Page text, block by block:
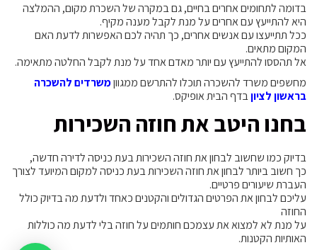
בדומה לתחומים אחרים בחיים, גם במקרה של השכרת מקום, ההמלצה
היא להתייעץ עם אחרים על מנת לקבל מענה מקיף.
ככל תתייעצו עם אנשים אחרים, כך תהיה לכם האפשרות לדעת האם
המקום מתאים.
אל תהססו להתייעץ עם יותר מאדם אחד על מנת לקבל החלטה מתאימה.
מחשפים משרד להשכרה תוכלו להתרשם ממגווןמשרדים להשכרה
בראשון לציוןבדף הבית אופיקס.
בחנו היטב את חוזה השכירות
בדיוק כמו שחשוב לבחון את חוזה השכירות בעת כניסה לדירה חדשה,
כך חשוב ביותר לבחון את חוזה השכירות בעת כניסה למקום המיועד לצורך
העברת שיעורים פרטיים.
עליכם לבחון את הפרטים הגדולים והקטנים כאחד ולדעת מה בדיוק כולל
החוזה
על מנת לא למצוא את עצמכם חותמים על חוזה בלי לדעת מה כוללות
האותיות הקטנות.